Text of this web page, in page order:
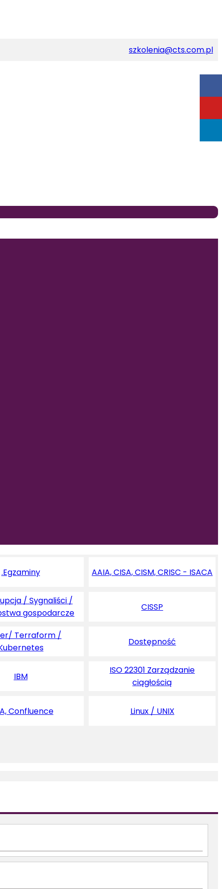
szkolenia@cts.com.pl
.Egzaminy AAIA, CISA, CISM, CRISC - ISACA
/ Sygnaliści /
gospodarcze
CISSP
Terraform /
Dostępność
IBM
ISO 22301 Zarządzanie
ciągłością
Confluence Linux / UNIX